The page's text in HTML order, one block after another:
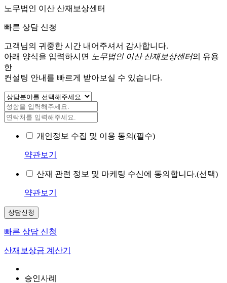
노무법인 이산 산재보상센터
빠른 상담 신청
고객님의 귀중한 시간 내어주셔서 감사합니다.
아래 양식을 입력하시면
노무법인 이산 산재보상센터의 유용
한
컨설팅 안내를 빠르게 받아보실 수 있습니다.
개인정보 수집 및 이용 동의(필수)
약관보기
산재 관련 정보 및 마케팅 수신에 동의합니다.(선택)
약관보기
상담신청
빠른 상담 신청
산재보상금 계산기
승인사례